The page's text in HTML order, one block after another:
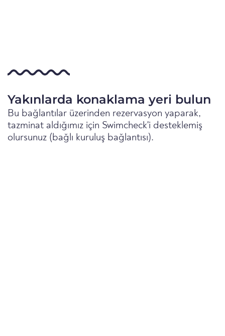
Yakınlarda konaklama yeri bulun
Bu bağlantılar üzerinden rezervasyon yaparak,
tazminat aldığımız için Swimcheck'i desteklemiş
olursunuz (bağlı kuruluş bağlantısı).